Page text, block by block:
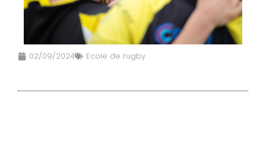
02/09/2024 Ecole de rugby